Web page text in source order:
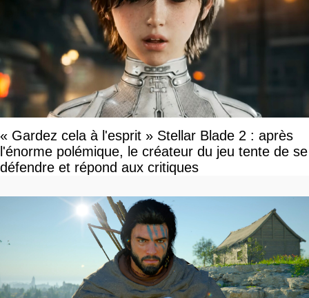
« Gardez cela à l'esprit » Stellar Blade 2 : après
l'énorme polémique, le créateur du jeu tente de se
défendre et répond aux critiques